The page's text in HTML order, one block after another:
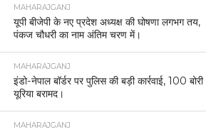
MAHARAJGANJ
यूपी बीजेपी के नए प्रदेश अध्यक्ष की घोषणा लगभग तय,
पंकज चौधरी का नाम अंतिम चरण में।
MAHARAJGANJ
इंडो-नेपाल बॉर्डर पर पुलिस की बड़ी कार्रवाई, 100 बोरी
यूरिया बरामद।
MAHARAJGANJ